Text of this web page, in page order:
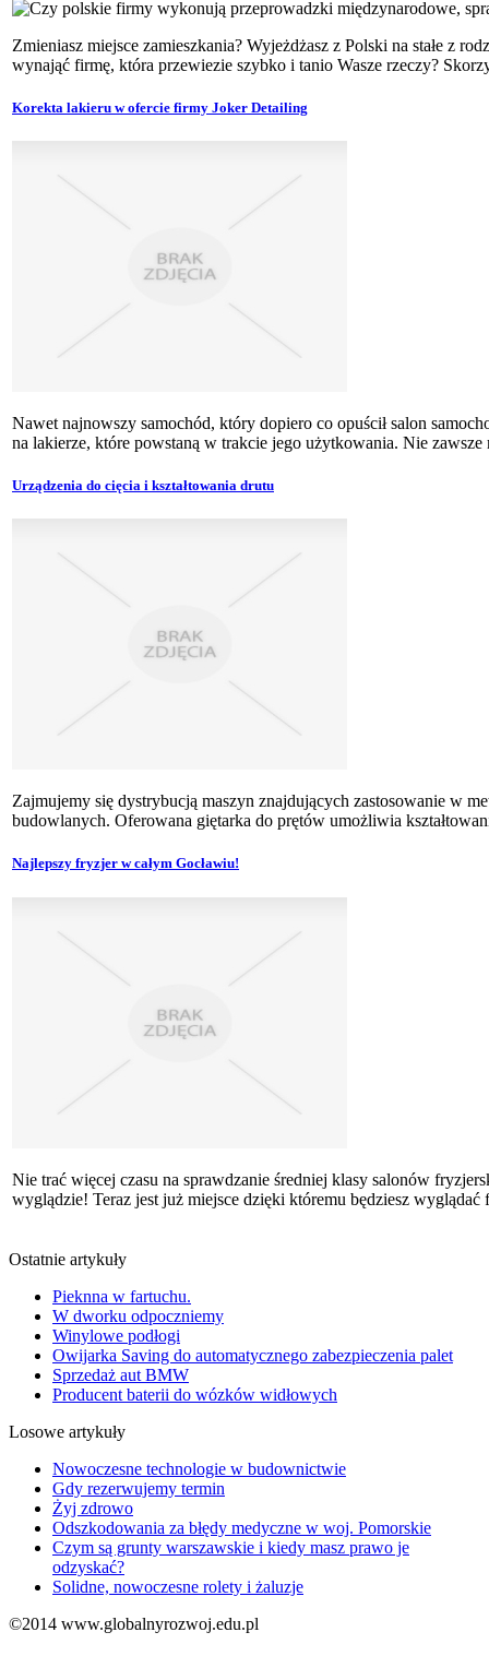
Zmieniasz miejsce zamieszkania? Wyjeżdżasz z Polski na stałe z
wynająć firmę, która przewiezie szybko i tanio Wasze rzeczy?
Korekta lakieru w ofercie firmy Joker Detailing
Nawet najnowszy samochód, który dopiero co opuścił salon
na lakierze, które powstaną w trakcie jego użytkowania. Nie zawsze
Urządzenia do cięcia i kształtowania drutu
Zajmujemy się dystrybucją maszyn znajdujących zastosowanie w
budowlanych. Oferowana giętarka do prętów umożliwia
Najlepszy fryzjer w całym Gocławiu!
Nie trać więcej czasu na sprawdzanie średniej klasy salonów
wyglądzie! Teraz jest już miejsce dzięki któremu będziesz wyglądać
Ostatnie artykuły
Pieknna w fartuchu.
W dworku odpoczniemy
Winylowe podłogi
Owijarka Saving do automatycznego zabezpieczenia palet
Sprzedaż aut BMW
Producent baterii do wózków widłowych
Losowe artykuły
Nowoczesne technologie w budownictwie
Gdy rezerwujemy termin
Żyj zdrowo
Odszkodowania za błędy medyczne w woj. Pomorskie
Czym są grunty warszawskie i kiedy masz prawo je
odzyskać?
Solidne, nowoczesne rolety i żaluzje
©2014 www.globalnyrozwoj.edu.pl